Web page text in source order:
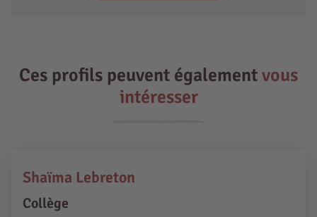
Ces profils peuvent égalementvous
intéresser
Shaïma Lebreton
Collège